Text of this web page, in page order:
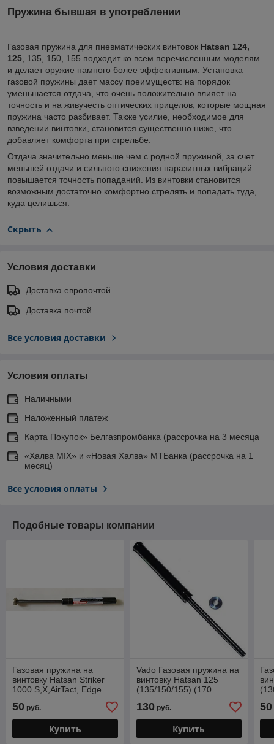
Пружина бывшая в употреблении
Газовая пружина для пневматических винтовок Hatsan 124,
125, 135, 150, 155 подходит ко всем перечисленным моделям
и делает оружие намного более эффективным. Установка
газовой пружины дает массу преимуществ: на порядок
уменьшается отдача, что очень положительно влияет на
точность и на живучесть оптических прицелов, которые мощная
пружина часто разбивает. Также усилие, необходимое для
взведении винтовки, становится существенно ниже, что
добавляет комфорта при стрельбе.
Отдача значительно меньше чем с родной пружиной, за счет
меньшей отдачи и сильного снижения паразитных вибраций
повышается точность попаданий. Из винтовки становится
возможным достаточно комфортно стрелять и попадать туда,
куда целишься.
Скрыть
Условия доставки
Доставка европочтой
Доставка почтой
Все условия доставки
Условия оплаты
Наличными
Наложенный платеж
Карта Покупок» Белгазпромбанка (рассрочка на 3 месяца
«Халва MIX» и «Новая Халва» МТБанка (рассрочка на 1
месяц)
Все условия оплаты
Подобные товары компании
Газовая пружина на
винтовку Hatsan Striker
1000 S,X,AirTact, Edge
50 руб.
Купить
Vado Газовая пружина на
винтовку Hatsan 125
(135/150/155) (170
130руб.
Купить
50